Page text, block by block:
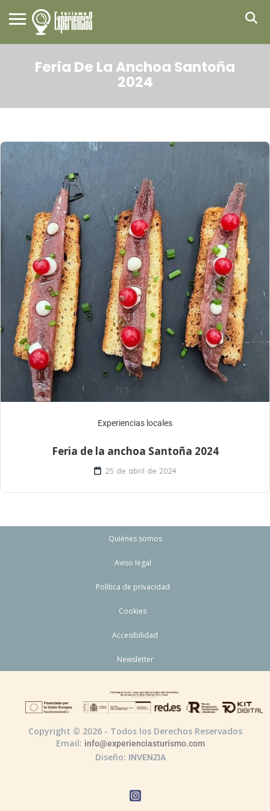
Feria De La Anchoa Santoña
2024
Experiencias locales
Feria de la anchoa Santoña 2024
25 de abril de 2024
Quiénes somos
Aviso legal
Política de privacidad
Cookies
Accesibilidad
Newsletter
Copyright © 2026 - Todos los Derechos Reservados
Email: info@experienciasturismo.com
Diseño: INVENZIA